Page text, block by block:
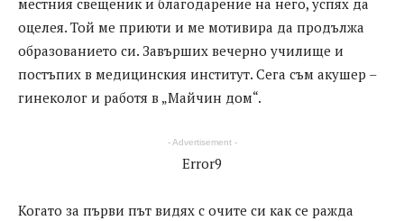
местния свещеник и благодарение на него, успях да
оцелея. Той ме приюти и ме мотивира да продължа
образованието си. Завърших вечерно училище и
постъпих в медицинския институт. Сега съм акушер –
гинеколог и работя в „Майчин дом“.
- Advertisement -
Error9
Когато за първи път видях с очите си как се ражда